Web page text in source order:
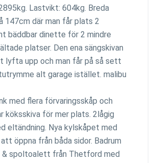
Lastvikt: 604kg. Breda
147cm där man får plats 2
bäddbar dinette för 2 mindre
platser. Den ena sängskivan
lyfta upp och man får på så sett
alt garage istället. malibu
med flera förvaringsskåp och
köksskiva för mer plats. 2lågig
eltändning. Nya kylskåpet med
öppna från båda sidor. Badrum
& spoltoalett från Thetford med